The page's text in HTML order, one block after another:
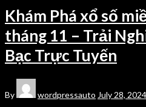
Khám Phá xổ số
tháng 11 – Trải
Bạc Trực Tuyến
By wordpressauto July 28, 2024